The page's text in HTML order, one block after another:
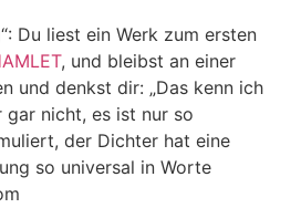
Du liest ein Werk zum ersten
, und bleibst an einer
und denkst dir: „Das kenn ich
gar nicht, es ist nur so
der Dichter hat eine
so universal in Worte